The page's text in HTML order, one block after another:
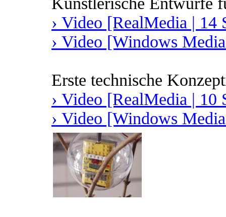
› Video [RealMedia | 14
› Video [Windows
Erste technische
› Video [RealMedia | 10
› Video [Windows